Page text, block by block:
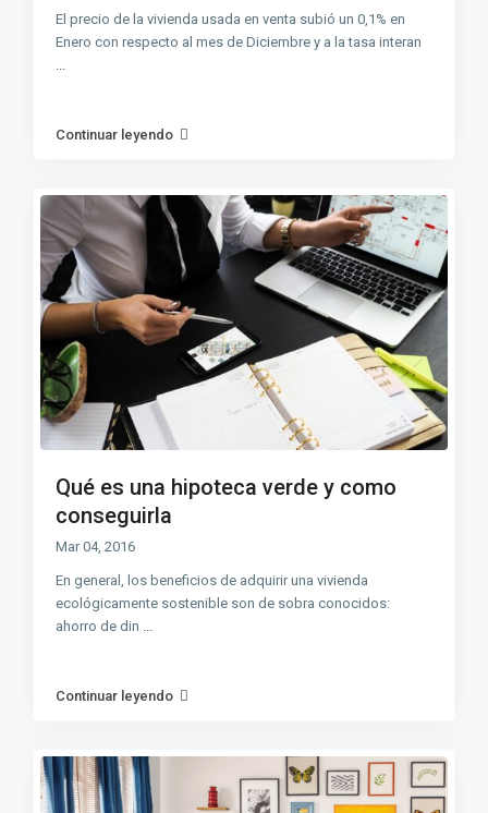
El precio de la vivienda usada en venta subió un 0,1% en
Enero con respecto al mes de Diciembre y a la tasa interan
Continuar leyendo
Qué es una hipoteca verde y como
conseguirla
Mar 04, 2016
En general, los beneficios de adquirir una vivienda
ecológicamente sostenible son de sobra conocidos:
ahorro de din
Continuar leyendo